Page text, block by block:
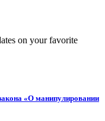
on your favorite
«О манипулировании